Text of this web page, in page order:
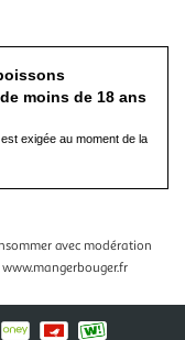
moins de 18 ans
exigée au moment de la
avec modération
www.mangerbouger.fr